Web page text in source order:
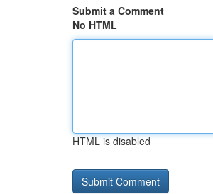
Submit a Comment
No HTML
HTML is disabled